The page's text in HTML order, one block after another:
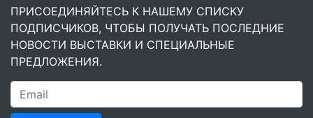
ПРИСОЕДИНЯЙТЕСЬ К НАШЕМУ СПИСКУ
ПОДПИСЧИКОВ, ЧТОБЫ ПОЛУЧАТЬ ПОСЛЕДНИЕ
НОВОСТИ ВЫСТАВКИ И СПЕЦИАЛЬНЫЕ
ПРЕДЛОЖЕНИЯ.